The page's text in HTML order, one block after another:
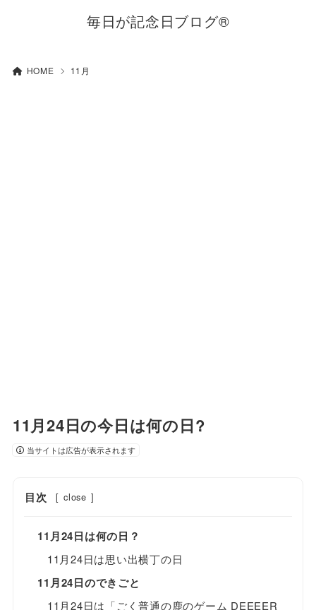
毎日が記念日ブログ®
HOME 11月
11月24日の今日は何の日?
当サイトは広告が表示されます
目次 [ close ]
11月24日は何の日？
11月24日は思い出横丁の日
11月24日のできごと
11月24日は「ごく普通の鹿のゲーム DEEEER